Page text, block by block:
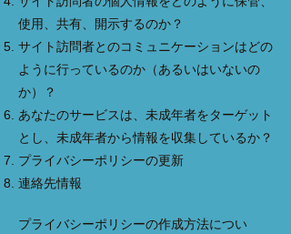
使用、共有、開示するのか？
サイト訪問者とのコミュニケーションはどの
ように行っているのか（あるいはいないの
か）？
あなたのサービスは、未成年者をターゲット
とし、未成年者から情報を収集しているか？
プライバシーポリシーの更新
連絡先情報
プライバシーポリシーの作成方法につい